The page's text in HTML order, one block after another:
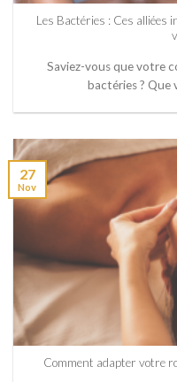
Les Bactéries : Ces alliées
Saviez-vous que votre
bactéries ? Que
Comment adapter votre
27
Nov